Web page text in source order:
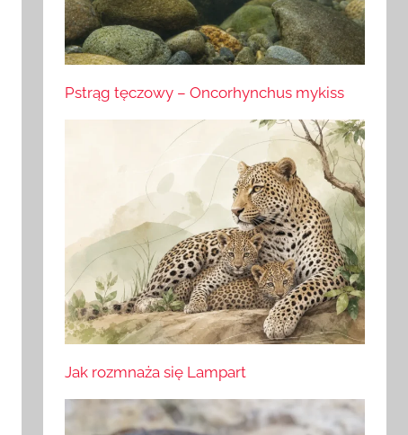
Pstrąg tęczowy – Oncorhynchus mykiss
Jak rozmnaża się Lampart